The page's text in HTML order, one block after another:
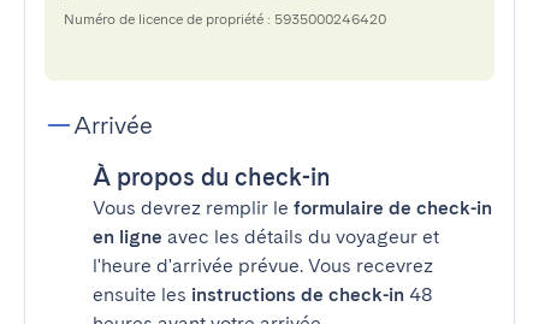
Numéro de licence de propriété : 5935000246420
Arrivée
À propos du check-in
Vous devrez remplir le formulaire de check-in
en ligne avec les détails du voyageur et
l'heure d'arrivée prévue. Vous recevrez
ensuite les instructions de check-in 48